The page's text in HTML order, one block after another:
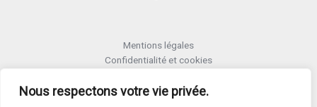
Nous respectons votre vie privée.
Mentions légales
Confidentialité et cookies
Termes et conditions RMA